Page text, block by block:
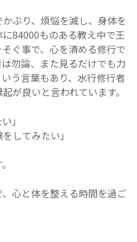
ぶり、煩悩を滅し、身体を
84000ものある教え中で王
ぐ事で、心を清める修行で
勿論、また見るだけでも力
う言葉もあり、水行修行者
が良いと言われています。
」
してみたい」
心と体を整える時間を過ご